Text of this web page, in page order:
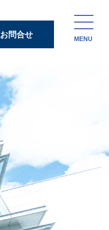
お問合せ
MENU